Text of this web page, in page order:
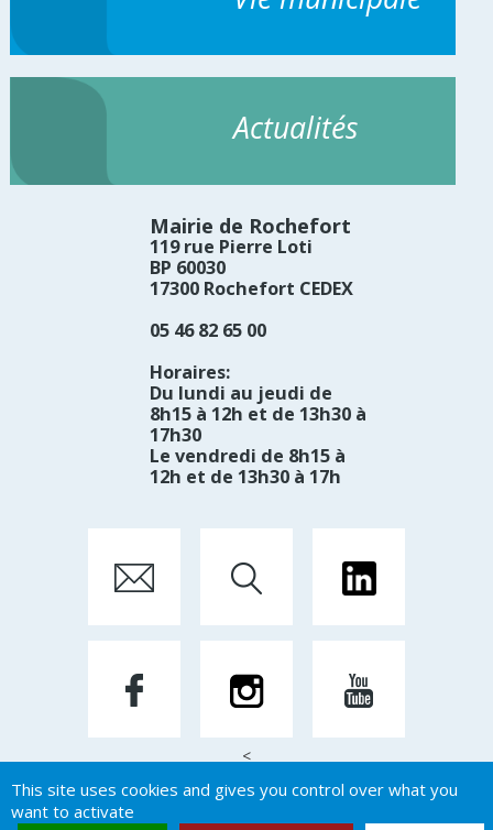
Actualités
Mairie de Rochefort
119 rue Pierre Loti
BP 60030
17300 Rochefort CEDEX
05 46 82 65 00
Horaires:
Du lundi au jeudi de
8h15 à 12h et de 13h30 à
17h30
Le vendredi de 8h15 à
12h et de 13h30 à 17h
<
Mentions Légales
This site uses cookies and gives you control over what you
want to activate